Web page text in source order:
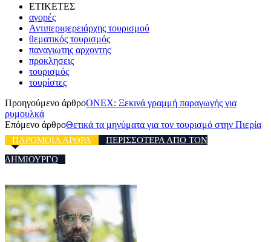
ΕΤΙΚΕΤΕΣ
αγορές
Αντιπεριφερειάρχης τουρισμού
θεματικός τουρισμός
παναγιωτης αρχοντης
προκλησεις
τουρισμός
τουρίστες
Προηγούμενο άρθροONEX: Ξεκινά γραμμή παραγωγής για
ρυμουλκά
Επόμενο άρθροΘετικά τα μηνύματα για τον τουρισμό στην Πιερία
ΠΑΡΟΜΟΙΑ ΑΡΘΡΑ
ΠΕΡΙΣΣΟΤΕΡΑ ΑΠΟ ΤΟΝ
ΔΗΜΙΟΥΡΓΟ